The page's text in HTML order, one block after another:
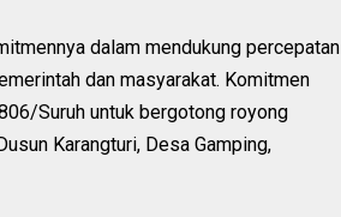
dalam mendukung percepatan
dan masyarakat. Komitmen
Suruh untuk bergotong royong
Karangturi, Desa Gamping,